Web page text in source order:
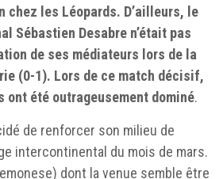
chez les Léopards. D’ailleurs, le
Sébastien Desabre n’était pas
de ses médiateurs lors de la
(0-1). Lors de ce match décisif,
ont été outrageusement dominé.
de renforcer son milieu de
intercontinental du mois de mars.
dont la venue semble être